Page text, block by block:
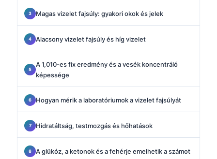
Magas vizelet fajsúly: gyakori okok és jelek
Alacsony vizelet fajsúly és híg vizelet
A 1,010-es fix eredmény és a vesék koncentráló
képessége
Hogyan mérik a laboratóriumok a vizelet fajsúlyát
Hidratáltság, testmozgás és hőhatások
A glükóz, a ketonok és a fehérje emelhetik a számot